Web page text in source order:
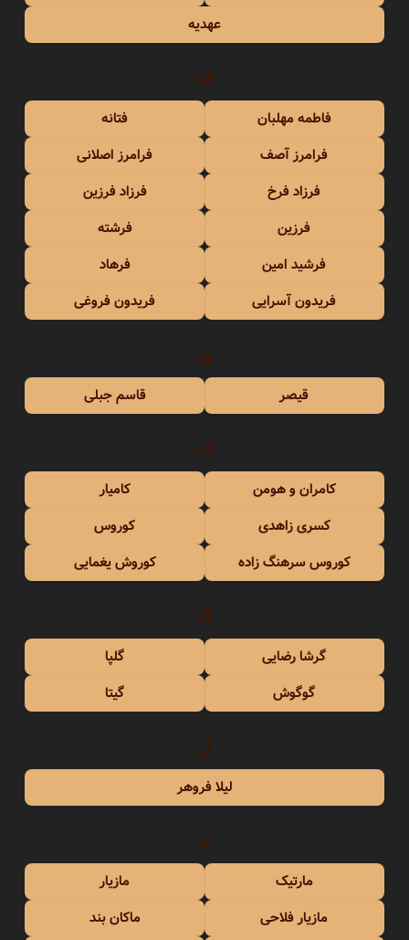
عهدیه
ف
فاطمه مهلبان
فتانه
فرامرز آصف
فرامرز اصلانی
فرزاد فرخ
فرزاد فرزین
فرزین
فرشته
فرشید امین
فرهاد
فریدون آسرایی
فریدون فروغی
ق
قیصر قاسم جبلی
ک
کامران و هومن
کامیار
کسری زاهدی
کوروس
کوروس سرهنگ زاده
کوروش یغمایی
گ
گرشا رضایی
گلپا
گوگوش
گیتا
ل
لیلا فروهر
م
مارتیک
مازیار
مازیار فلاحی
ماکان بند